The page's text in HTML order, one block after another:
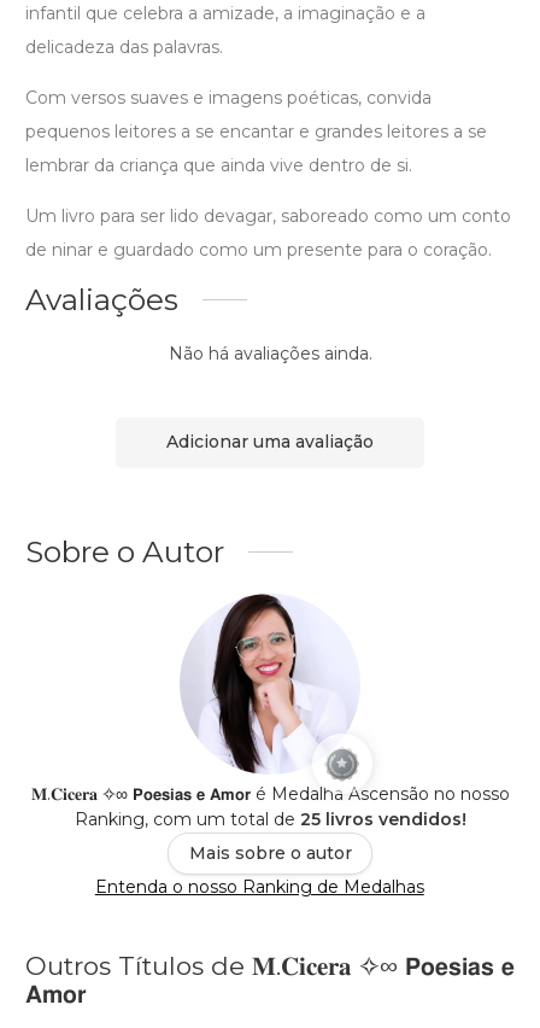
infantil que celebra a amizade, a imaginação e a
delicadeza das palavras.
Com versos suaves e imagens poéticas, convida
pequenos leitores a se encantar e grandes leitores a se
lembrar da criança que ainda vive dentro de si.
Um livro para ser lido devagar, saboreado como um conto
de ninar e guardado como um presente para o coração.
Avaliações
Não há avaliações ainda.
Adicionar uma avaliação
Sobre o Autor
𝐌.𝐂𝐢𝐜𝐞𝐫𝐚 ✧∞ 𝗣𝗼𝗲𝘀𝗶𝗮𝘀 𝗲 𝗔𝗺𝗼𝗿 é Medalha Ascensão no nosso
Ranking, com um total de 25 livros vendidos!
Mais sobre o autor
Entenda o nosso Ranking de Medalhas
Outros Títulos de 𝐌.𝐂𝐢𝐜𝐞𝐫𝐚 ✧∞ 𝗣𝗼𝗲𝘀𝗶𝗮𝘀 𝗲
𝗔𝗺𝗼𝗿